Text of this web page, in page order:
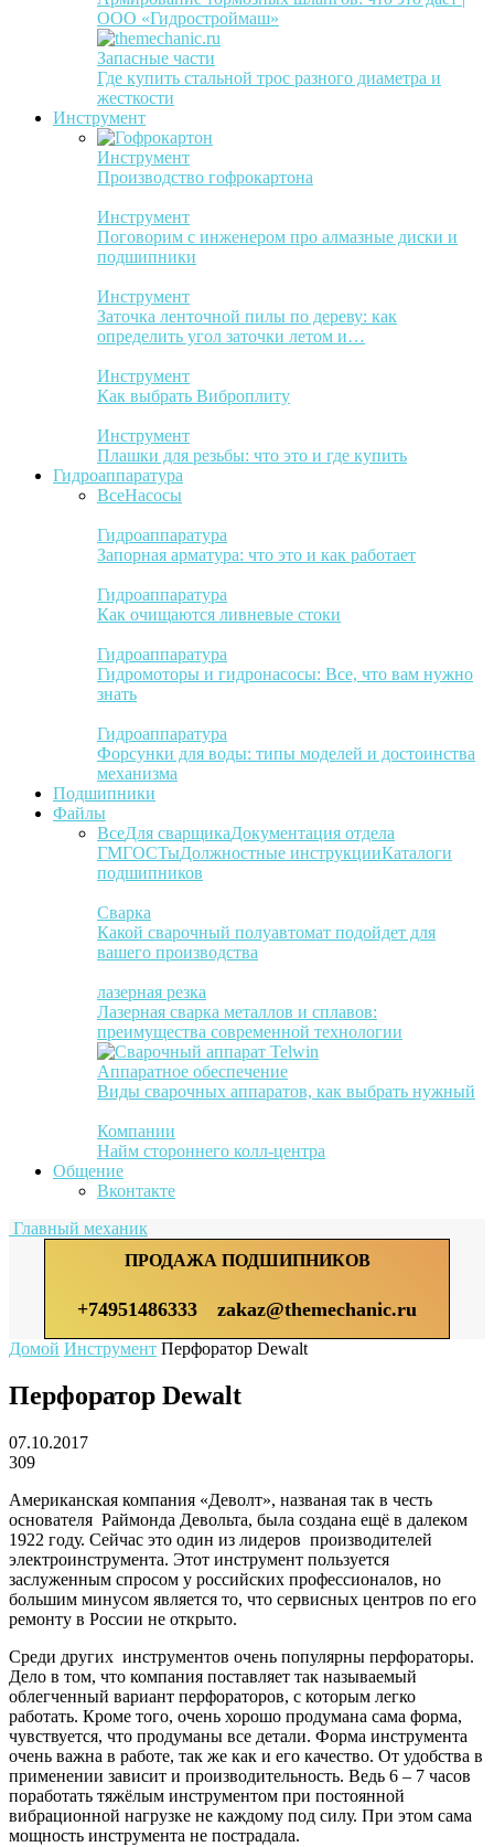
ООО «Гидростроймаш»
Запасные части
Где купить стальной трос разного диаметра и
жесткости
Инструмент
Инструмент
Производство гофрокартона
Инструмент
Поговорим с инженером про алмазные диски и
подшипники
Инструмент
Заточка ленточной пилы по дереву: как
определить угол заточки летом и…
Инструмент
Как выбрать Виброплиту
Инструмент
Плашки для резьбы: что это и где купить
Гидроаппаратура
ВсеНасосы
Гидроаппаратура
Запорная арматура: что это и как работает
Гидроаппаратура
Как очищаются ливневые стоки
Гидроаппаратура
Гидромоторы и гидронасосы: Все, что вам нужно
знать
Гидроаппаратура
Форсунки для воды: типы моделей и достоинства
механизма
Подшипники
Файлы
ВсеДля сварщикаДокументация отдела
ГМГОСТыДолжностные инструкцииКаталоги
подшипников
Сварка
Какой сварочный полуавтомат подойдет для
вашего производства
лазерная резка
Лазерная сварка металлов и сплавов:
преимущества современной технологии
Аппаратное обеспечение
Виды сварочных аппаратов, как выбрать нужный
Компании
Найм стороннего колл-центра
Общение
Вконтакте
Главный механик
ПРОДАЖА ПОДШИПНИКОВ
+74951486333 zakaz@themechanic.ru
Домой Инструмент Перфоратор Dewalt
Перфоратор Dewalt
07.10.2017
309
Американская компания «Деволт», названая так в честь
основателя Раймонда Девольта, была создана ещё в далеком
1922 году. Сейчас это один из лидеров производителей
электроинструмента. Этот инструмент пользуется
заслуженным спросом у российских профессионалов, но
большим минусом является то, что сервисных центров по его
ремонту в России не открыто.
Среди других инструментов очень популярны перфораторы.
Дело в том, что компания поставляет так называемый
облегченный вариант перфораторов, с которым легко
работать. Кроме того, очень хорошо продумана сама форма,
чувствуется, что продуманы все детали. Форма инструмента
очень важна в работе, так же как и его качество. От удобства в
применении зависит и производительность. Ведь 6 – 7 часов
поработать тяжёлым инструментом при постоянной
вибрационной нагрузке не каждому под силу. При этом сама
мощность инструмента не пострадала.